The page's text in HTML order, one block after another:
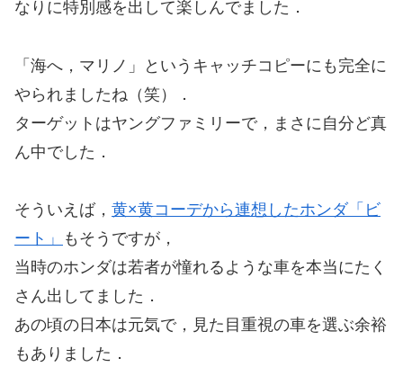
なりに特別感を出して楽しんでました．
「海へ，マリノ」というキャッチコピーにも完全に
やられましたね（笑）．
ターゲットはヤングファミリーで，まさに自分ど真
ん中でした．
そういえば， 黄×黄コーデから連想したホンダ「ビ
ート」
もそうですが，
当時のホンダは若者が憧れるような車を本当にたく
さん出してました．
あの頃の日本は元気で，見た目重視の車を選ぶ余裕
もありました．